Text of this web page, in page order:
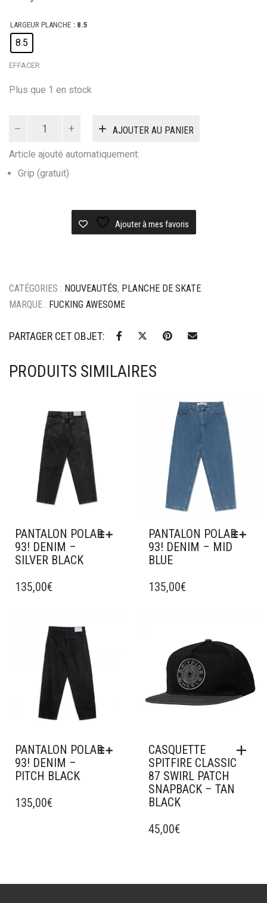
LARGEUR PLANCHE : 8.5
8.5
EFFACER
Plus que 1 en stock
skateboard
fucking
AJOUTER AU PANIER
Article ajouté automatiquement:
Grip (gratuit)
Ajouter à mes favoris
CATÉGORIES : NOUVEAUTÉS, PLANCHE DE SKATE
MARQUE : FUCKING AWESOME
PARTAGER CET OBJET:
PRODUITS SIMILAIRES
Ajouter à mes favoris
PANTALON POLAR
93! DENIM –
SILVER BLACK
PRODUIT
VARIATIONS.
OPTIONS
PEUVENT
CHOISIES
DU
PRODUIT
135,00€
Ajouter à mes favoris
PANTALON POLAR
93! DENIM – MID
BLUE
PRODUIT
OPTIONS
PEUVENT
ÊTRE
CHOISIES
SUR
DU
PRODUIT
135,00€
Ajouter à mes favoris
PANTALON POLAR
93! DENIM –
PITCH BLACK
PRODUIT
135,00€
CASQUETTE
SPITFIRE CLASSIC
87 SWIRL PATCH
SNAPBACK – TAN
BLACK
45,00€